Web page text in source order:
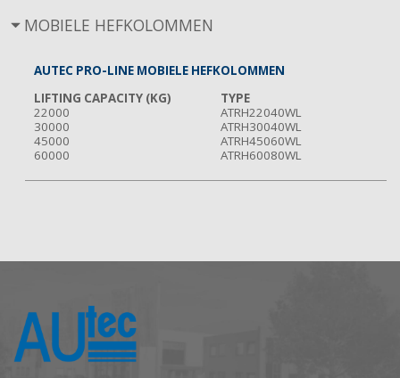
MOBIELE HEFKOLOMMEN
AUTEC PRO-LINE MOBIELE HEFKOLOMMEN
LIFTING CAPACITY (KG)
TYPE
22000
ATRH22040WL
30000
ATRH30040WL
45000
ATRH45060WL
60000
ATRH60080WL